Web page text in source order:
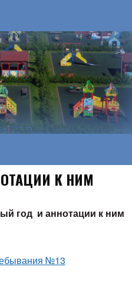
К НИМ
год и аннотации к ним
№13